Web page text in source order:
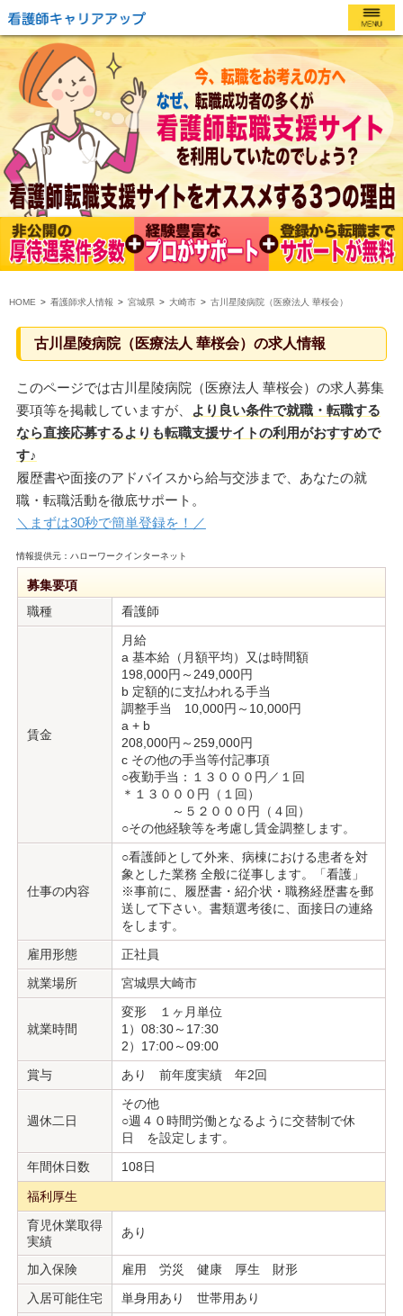
HOME 看護師求人情報 宮城県 大崎市 古川星陵病院（医療法人 華桜会）
古川星陵病院（医療法人 華桜会）の求人情報
このページでは古川星陵病院（医療法人 華桜会）の求人募集
要項等を掲載していますが、
より良い条件で就職・転職する
なら直接応募するよりも転職支援サイトの利用がおすすめで
す♪
履歴書や面接のアドバイスから給与交渉まで、あなたの就
職・転職活動を徹底サポート。
＼まずは30秒で簡単登録を！／
情報提供元：ハローワークインターネット
募集要項
職種
看護師
賃金
月給
a 基本給（月額平均）又は時間額
198,000円～249,000円
b 定額的に支払われる手当
調整手当 10,000円～10,000円
a + b
208,000円～259,000円
c その他の手当等付記事項
○夜勤手当：１３０００円／１回
＊１３０００円（１回）
～５２０００円（４回）
○その他経験等を考慮し賃金調整します。
仕事の内容
○看護師として外来、病棟における患者を対
象とした業務 全般に従事します。「看護」
※事前に、履歴書・紹介状・職務経歴書を郵
送して下さい。書類選考後に、面接日の連絡
をします。
雇用形態
正社員
就業場所
宮城県大崎市
就業時間
変形 １ヶ月単位
1）08:30～17:30
2）17:00～09:00
賞与
あり 前年度実績 年2回
週休二日
その他
○週４０時間労働となるように交替制で休
日 を設定します。
年間休日数
108日
福利厚生
育児休業取得
実績
あり
加入保険
雇用 労災 健康 厚生 財形
入居可能住宅
単身用あり 世帯用あり